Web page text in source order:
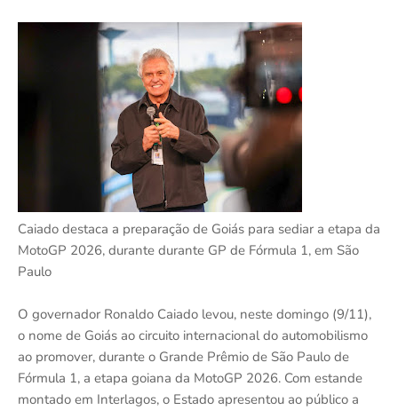
Caiado destaca a preparação de Goiás para sediar a etapa da
MotoGP 2026, durante durante GP de Fórmula 1, em São
Paulo
O governador Ronaldo Caiado levou, neste domingo (9/11),
o nome de Goiás ao circuito internacional do automobilismo
ao promover, durante o Grande Prêmio de São Paulo de
Fórmula 1, a etapa goiana da MotoGP 2026. Com estande
montado em Interlagos, o Estado apresentou ao público a